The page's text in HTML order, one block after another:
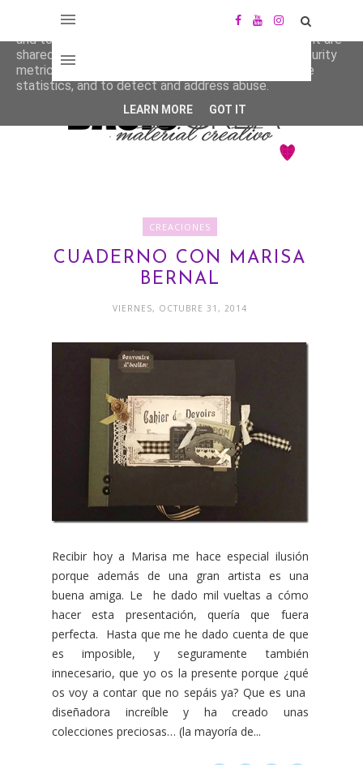
CREACIONES
CUADERNO CON MARISA
BERNAL
VIERNES, OCTUBRE 31, 2014
Recibir hoy a Marisa me hace especial ilusión
porque además de una gran artista es una
buena amiga. Le he dado mil vueltas a cómo
hacer esta presentación, quería que fuera
perfecta. Hasta que me he dado cuenta de que
es imposible, y seguramente también
innecesario, que yo os la presente porque ¿qué
os voy a contar que no sepáis ya? Que es una
diseñadora increíble y ha creado unas
colecciones preciosas… (la mayoría de...
This site uses cookies from Google to deliver its services
and to analyze traffic. Your IP address and user-agent are
shared with Google along with performance and security
metrics to ensure quality of service, generate usage
statistics, and to detect and address abuse.
LEARN MORE GOT IT